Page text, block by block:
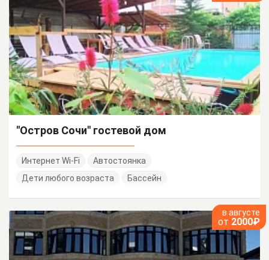
"Остров Сочи" гостевой дом
Интернет Wi-Fi
Автостоянка
Дети любого возраста
Бассейн
в августе
от 2000₽